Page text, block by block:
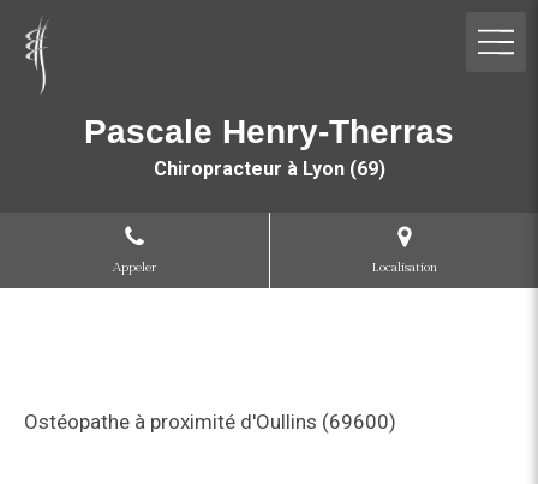
Pascale Henry-Therras
Chiropracteur à Lyon (69)
Appeler Localisation
Ostéopathe à proximité d'Oullins (69600)